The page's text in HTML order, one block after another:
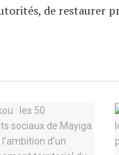
de restaurer